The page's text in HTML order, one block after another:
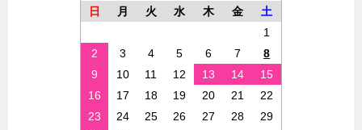
日
月 火 水 木 金
土
1
2
3 4 5 6 7
8
9
10 11 12 13 14
15
16
17 18 19 20 21
22
23
24 25 26 27 28
29